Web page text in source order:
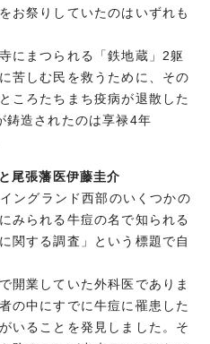
お祭りしていたのはいずれも
にまつられる「鉄地蔵」2躯
苦しむ民を救うために、その
ころたちまち疫病が退散した
鋳造されたのは享禄4年
尾張藩医伊藤圭介
ングランド西部のいくつかの
みられる牛痘の名で知られる
関する調査」という標題で自
開業していた外科医でありま
の中にすでに牛痘に罹患した
いることを発見しました。そ